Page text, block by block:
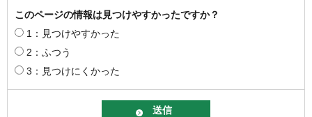
このページの情報は見つけやすかったですか？
1：見つけやすかった
2：ふつう
3：見つけにくかった